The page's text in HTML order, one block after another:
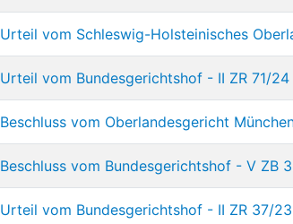
Urteil vom Schleswig-Holsteinisches
Urteil vom Bundesgerichtshof - II ZR 71/24
Beschluss vom Oberlandesgericht
Beschluss vom Bundesgerichtshof - V ZB
Urteil vom Bundesgerichtshof - II ZR 37/23